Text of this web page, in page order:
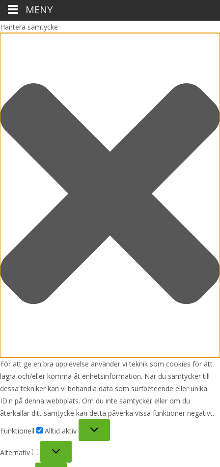
Hantera samtycke
För att ge en bra upplevelse använder vi teknik som cookies för att
lagra och/eller komma åt enhetsinformation. När du samtycker till
dessa tekniker kan vi behandla data som surfbeteende eller unika
ID:n på denna webbplats. Om du inte samtycker eller om du
återkallar ditt samtycke kan detta påverka vissa funktioner negativt.
Funktionell
Alltid aktiv
Alternativ
MENY